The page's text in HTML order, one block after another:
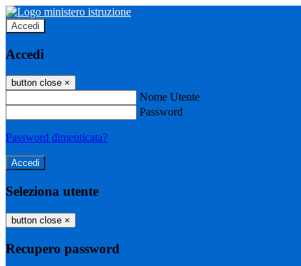
Accedi
Accedi
button close ×
Nome Utente
Password
Password dimenticata?
Seleziona utente
button close ×
Recupero password